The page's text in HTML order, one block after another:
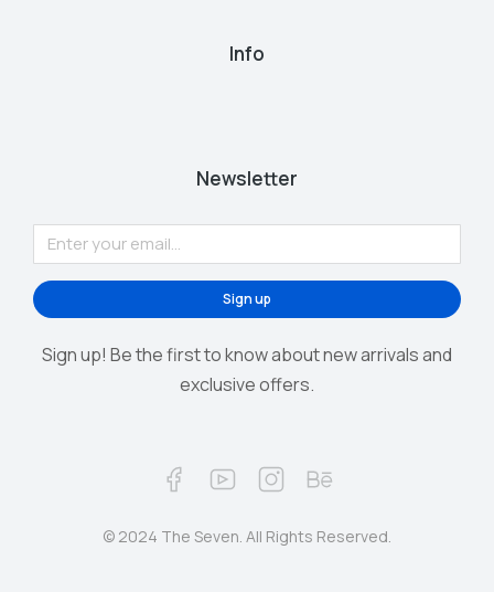
Info
Newsletter
Sign up
Sign up! Be the first to know about new arrivals and
exclusive offers.
© 2024 The Seven. All Rights Reserved.